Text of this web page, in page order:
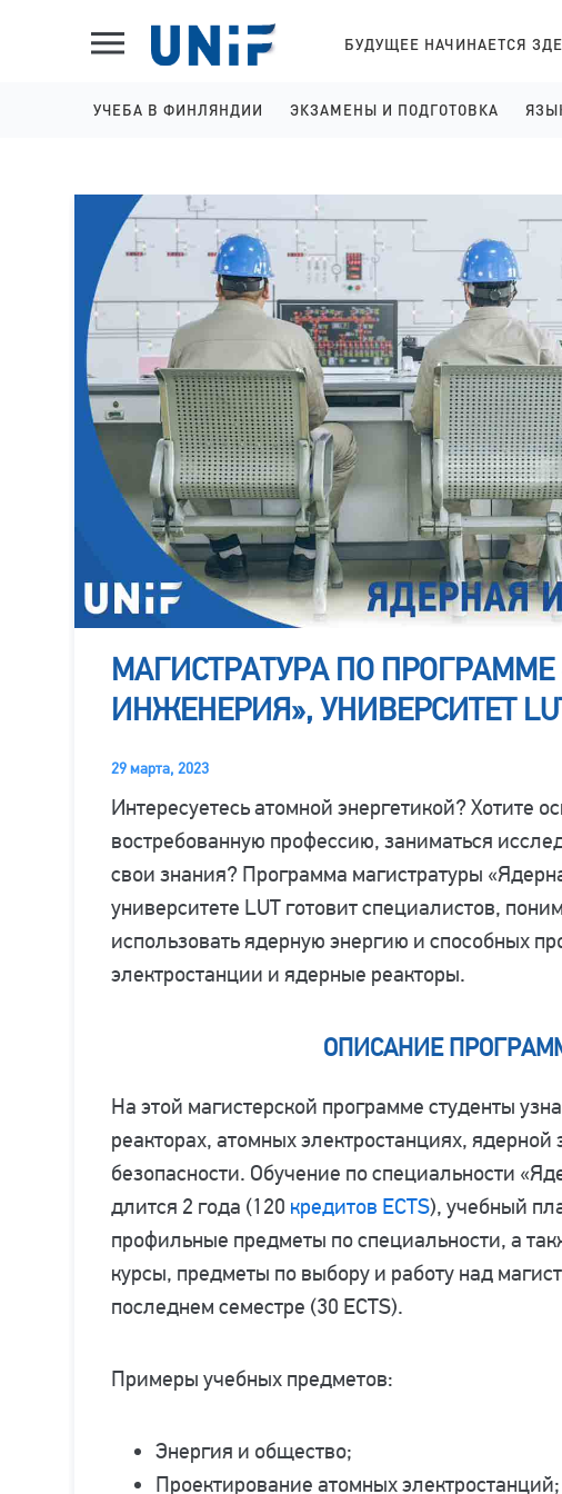
БУДУЩЕЕ НАЧИНАЕТСЯ
УЧЕБА В ФИНЛЯНДИИ
КОЛЛЕДЖИ НА АНГЛИЙСКОМ
УНИВЕРСИТЕТЫ НА АНГЛИЙСКОМ
КОЛЛЕДЖИ НА ФИНСКОМ
ЭКЗАМЕНЫ И ПОДГОТОВКА
YKI ПОДГОТОВКА И
МАГИСТРАТУРА ПО
ИНЖЕНЕРИЯ», УНИВЕРСИТЕТ
29 марта, 2023
Интересуетесь атомной энергетикой? Хотите
востребованную профессию, заниматься
свои знания? Программа магистратуры
университете LUT готовит специалистов,
использовать ядерную энергию и способных
электростанции и ядерные реакторы.
ОПИСАНИЕ
На этой магистерской программе студенты
реакторах, атомных электростанциях, ядерной
безопасности. Обучение по специальности
длится 2 года (120 кредитов ECTS), учебный
профильные предметы по специальности, а
курсы, предметы по выбору и работу над
последнем семестре (30 ECTS).
Примеры учебных предметов:
Энергия и общество;
Проектирование атомных электростанций;